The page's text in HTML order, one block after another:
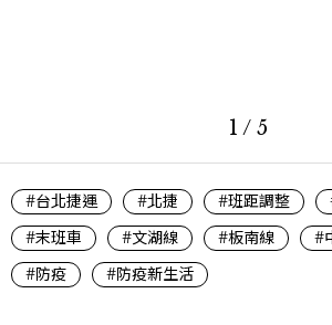
1 / 5
#台北捷運 #北捷 #班距調整
#末班車
#文湖線 #板南線
#
#防疫
#防疫新生活